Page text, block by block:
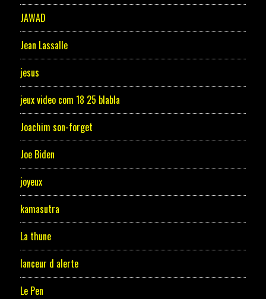
JAWAD
Jean Lassalle
jesus
jeux video com 18 25 blabla
Joachim son-forget
Joe Biden
joyeux
kamasutra
La thune
lanceur d alerte
Le Pen